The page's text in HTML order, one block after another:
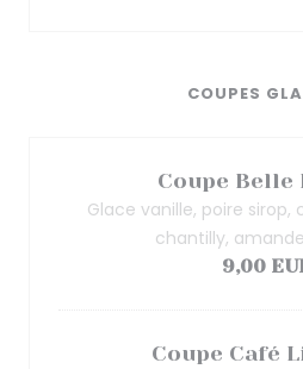
COUPES
Coupe Belle
Glace vanille, poire
chantilly,
9,00
Coupe Café